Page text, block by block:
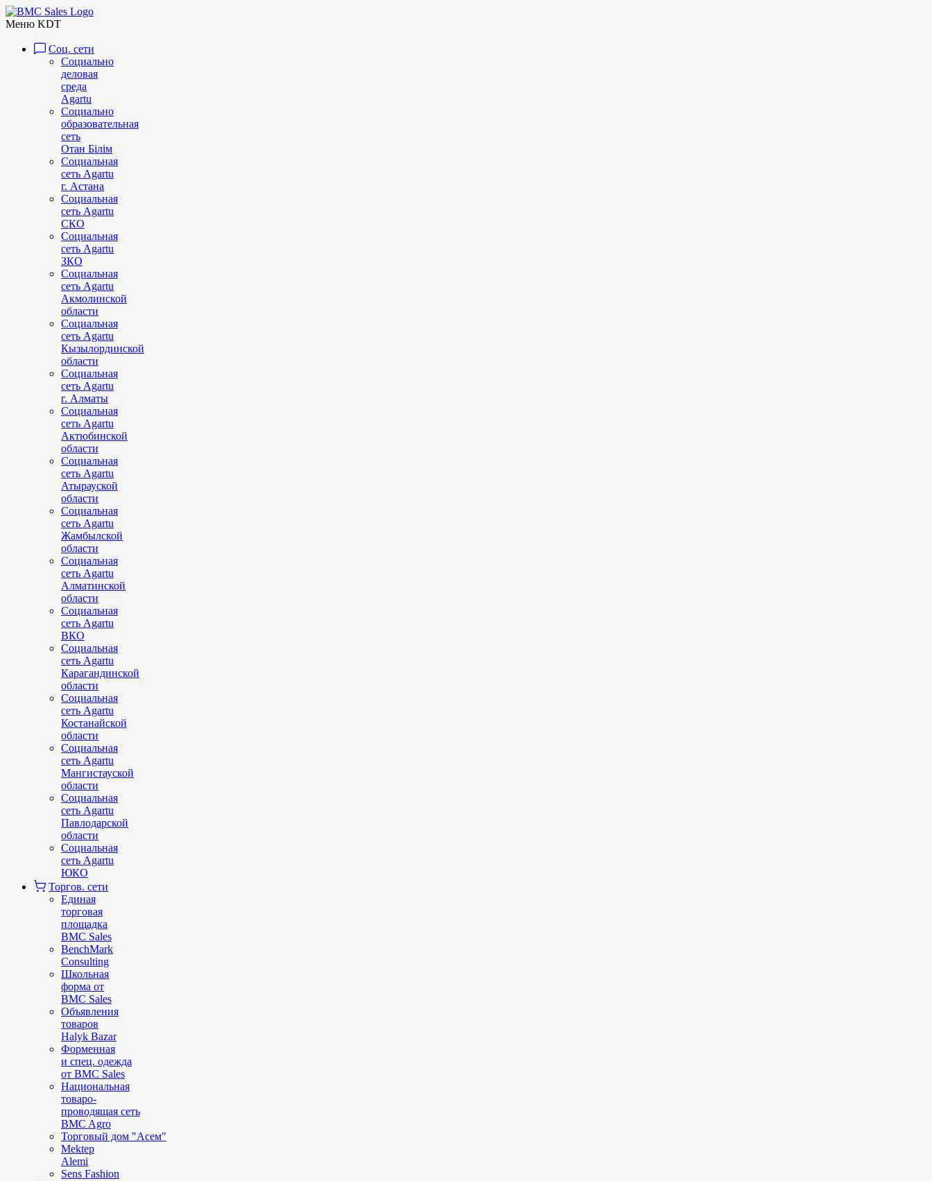
Меню KDT
Соц. сети
Социально
деловая
среда
Agartu
Социально
образовательная
сеть
Отан Бiлiм
Социальная
сеть Agartu
г. Астана
Социальная
сеть Agartu
СКО
Социальная
сеть Agartu
ЗКО
Социальная
сеть Agartu
Акмолинской
области
Социальная
сеть Agartu
Кызылординской
области
Социальная
сеть Agartu
г. Алматы
Социальная
сеть Agartu
Актюбинской
области
Социальная
сеть Agartu
Атырауской
области
Социальная
сеть Agartu
Жамбылской
области
Социальная
сеть Agartu
Алматинской
области
Социальная
сеть Agartu
ВКО
Социальная
сеть Agartu
Карагандинской
области
Социальная
сеть Agartu
Костанайской
области
Социальная
сеть Agartu
Мангистауской
области
Социальная
сеть Agartu
Павлодарской
области
Социальная
сеть Agartu
ЮКО
Торгов. сети
Единая
торговая
площадка
BMC Sales
BenchMark
Consulting
Школьная
форма от
BMC Sales
Объявления
товаров
Halyk Bazar
Форменная
и спец. одежда
от BMC Sales
Национальная
товаро-
проводящая сеть
BMC Agro
Торговый дом "Асем"
Mektep
Alemi
Sens Fashion